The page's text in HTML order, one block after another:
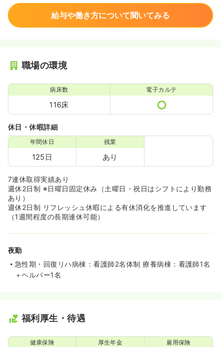
給与や働き方について聞いてみる
職場の環境
病床数
116床
電子カルテ
休日・休暇詳細
年間休日
125日
残業
あり
7連休取得実績あり
週休2日制 ※日曜日固定休み（土曜日・祝日はシフトにより勤務
あり）
週休2日制 リフレッシュ休暇による有休消化を推進しています
（1週間程度の長期連休可能）
夜勤
急性期・回復リハ病棟：看護師2名体制 療養病棟：看護師1名
＋ヘルパー1名
福利厚生・待遇
健康保険 厚生年金 雇用保険